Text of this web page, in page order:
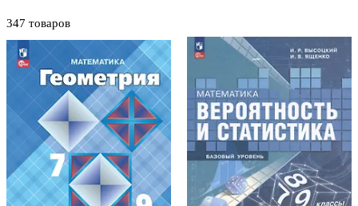
347 товаров